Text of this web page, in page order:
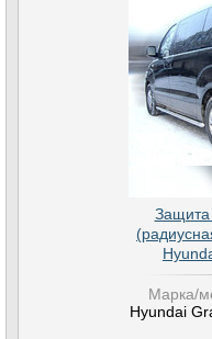
Защита
Марка/
Hyundai